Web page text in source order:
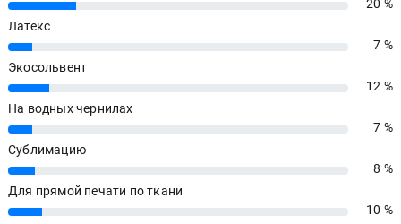
20%
20 %
Латекс
7%
7 %
Экосольвент
12%
12 %
На водных чернилах
7%
7 %
Сублимацию
8%
8 %
Для прямой печати по ткани
10%
10 %